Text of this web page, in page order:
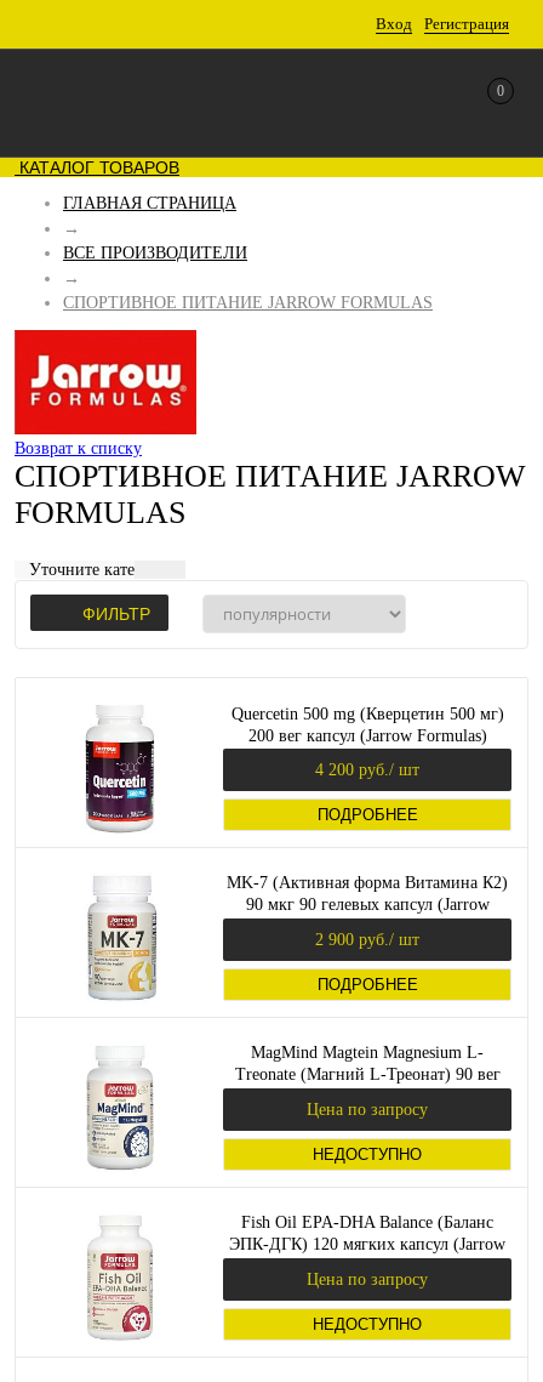
Вход Регистрация
0
КАТАЛОГ ТОВАРОВ
ГЛАВНАЯ СТРАНИЦА
→
ВСЕ ПРОИЗВОДИТЕЛИ
→
СПОРТИВНОЕ ПИТАНИЕ JARROW FORMULAS
Возврат к списку
СПОРТИВНОЕ ПИТАНИЕ JARROW
FORMULAS
Уточните категорию:
ФИЛЬТР
Quercetin 500 mg (Кверцетин 500 мг)
200 вег капсул (Jarrow Formulas)
4 200 руб. / шт
ПОДРОБНЕЕ
MK-7 (Активная форма Витамина К2)
90 мкг 90 гелевых капсул (Jarrow
2 900 руб. / шт
ПОДРОБНЕЕ
MagMind Magtein Magnesium L-
Treonate (Магний L-Треонат) 90 вег
Цена по запросу
НЕДОСТУПНО
Fish Oil EPA-DHA Balance (Баланс
ЭПК-ДГК) 120 мягких капсул (Jarrow
Цена по запросу
НЕДОСТУПНО